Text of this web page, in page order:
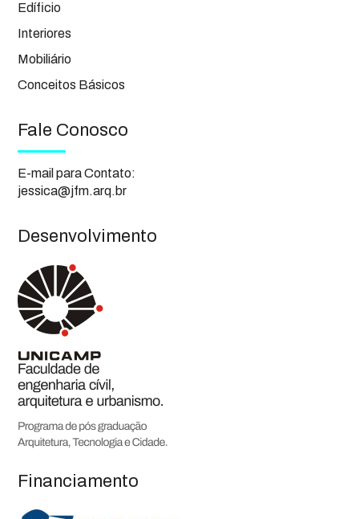
Edíficio
Interiores
Mobiliário
Conceitos Básicos
Fale Conosco
E-mail para Contato:
jessica@jfm.arq.br
Desenvolvimento
Financiamento